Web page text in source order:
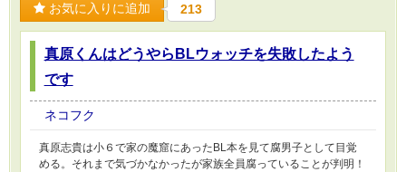
お気に入りに追加 213
真原くんはどうやらBLウォッチを失敗したよう
です
ネコフク
真原志貴は小６で家の魔窟にあったBL本を見て腐男子として目覚
める。それまで気づかなかったが家族全員腐っていることが判明！